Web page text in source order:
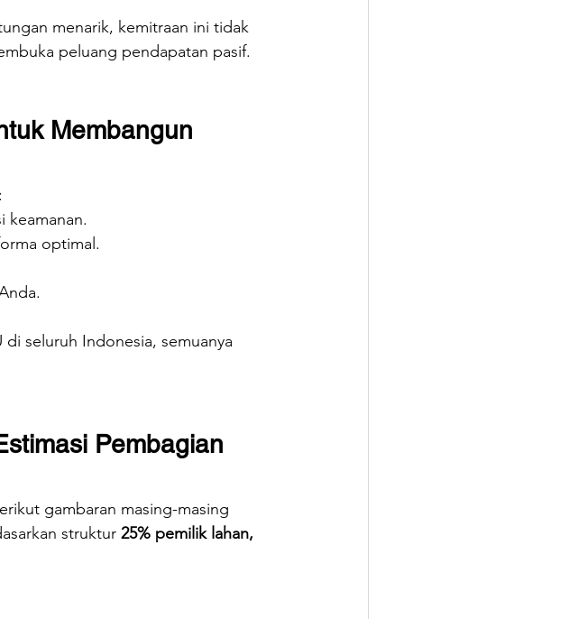
menarik, kemitraan ini tidak
peluang pendapatan pasif.
Membangun
keamanan.
optimal.
seluruh Indonesia, semuanya
Pembagian
gambaran masing-masing
struktur 25% pemilik lahan,